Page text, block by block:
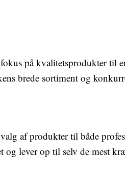
på kvalitetsprodukter til
brede sortiment og
af produkter til både
lever op til selv de mest